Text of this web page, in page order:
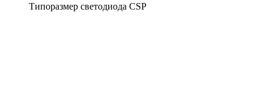
Типоразмер светодиода CSP